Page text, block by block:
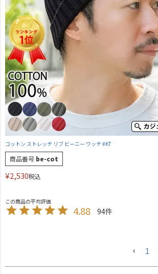
コットン ストレッチ リブ ビーニー ワッチ #KT
商品番号 be-cot
¥2,530税込
4.88 94
1